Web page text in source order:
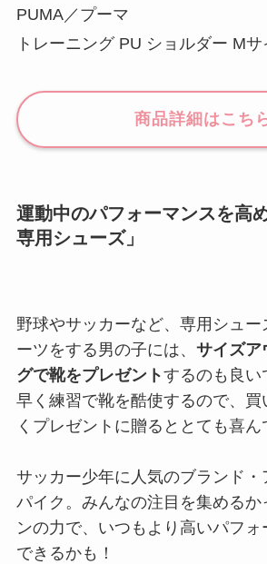
PUMA／プーマ
トレーニング PU ショルダー Mサ
商品詳細はこち
運動中のパフォーマンスを高
専用シューズ」
野球やサッカーなど、専用シュー
ーツをする男の子には、 サイズア
グで靴をプレゼントするのも良い
早く練習で靴を酷使するので、買
くプレゼントに贈るととても喜ん
サッカー少年に人気のブランド・
パイク。みんなの注目を集めるか
ンの力で、いつもより高いパフ
できるかも！